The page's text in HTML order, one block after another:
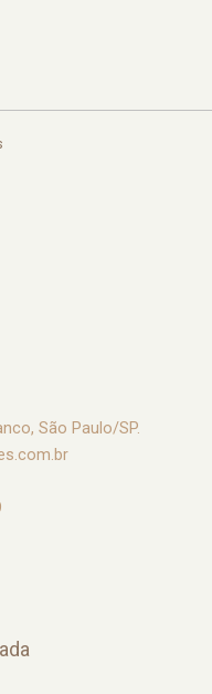
São Paulo/SP.